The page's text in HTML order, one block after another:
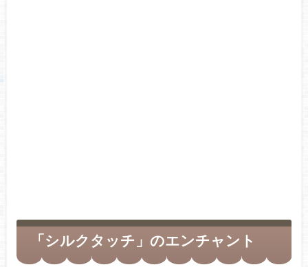
「シルクタッチ」のエンチャント